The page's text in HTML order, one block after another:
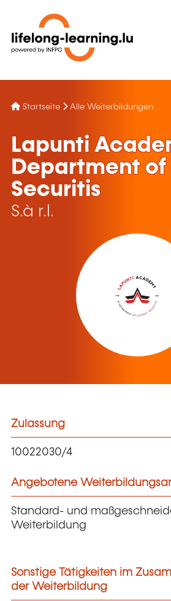
Startseite Alle Weiterbildungen
Lapunti
Department of
Securitis
S.à r.l.
Zulassung
10022030/4
Angebotene
Standard- und
Weiterbildung
Sonstige Tätigkeiten im
der Weiterbildung